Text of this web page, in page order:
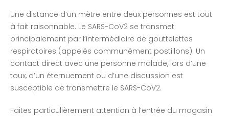
Une distance d’un mètre entre deux personnes est tout
à fait raisonnable. Le SARS-CoV2 se transmet
principalement par l’intermédiaire de gouttelettes
respiratoires (appelés communément postillons). Un
contact direct avec une personne malade, lors d’une
toux, d’un éternuement ou d’une discussion est
susceptible de transmettre le SARS-CoV2.
Faites particulièrement attention à l’entrée du magasin